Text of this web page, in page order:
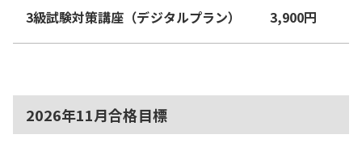
3級試験対策講座（デジタルプラン） 3,900円
2026年11月合格目標